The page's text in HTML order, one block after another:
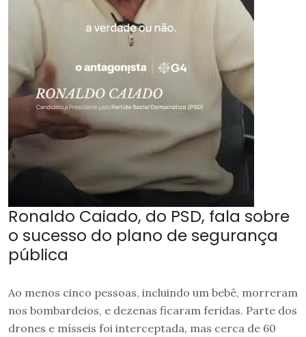
Ronaldo Caiado, do PSD, fala sobre
o sucesso do plano de segurança
pública
Ao menos cinco pessoas, incluindo um bebê, morreram
nos bombardeios, e dezenas ficaram feridas. Parte dos
drones e mísseis foi interceptada, mas cerca de 60